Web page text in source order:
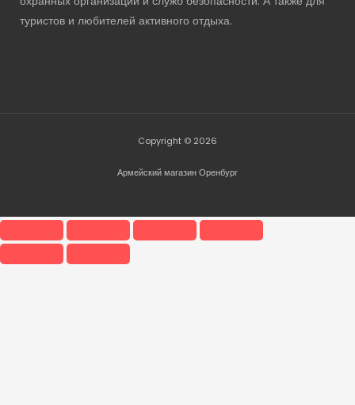
туристов и любителей активного отдыха.
Copyright © 2026
Армейский магазин Оренбург